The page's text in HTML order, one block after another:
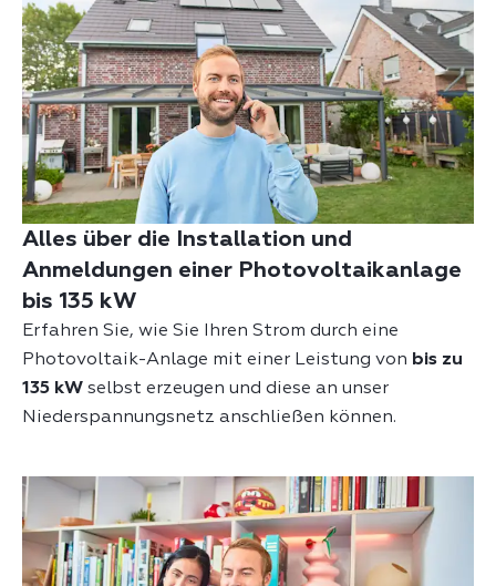
Alles über die Installation und
Anmeldungen einer Photovoltaikanlage
bis 135 kW
Erfahren Sie, wie Sie Ihren Strom durch eine
Photovoltaik-Anlage mit einer Leistung von bis zu
135 kW selbst erzeugen und diese an unser
Niederspannungsnetz anschließen können.